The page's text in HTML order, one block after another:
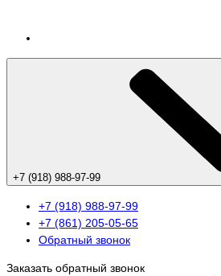
+7 (918) 988-97-99
+7 (918) 988-97-99
+7 (861) 205-05-65
Обратный звонок
Заказать обратный звонок